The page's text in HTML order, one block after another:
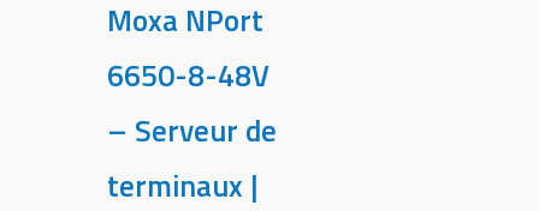
Moxa NPort
6650-8-48V
– Serveur de
terminaux |